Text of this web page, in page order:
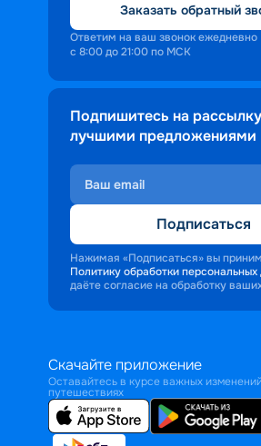
Заказать обратный
Ответим на ваш звонок ежедневно
с 8:00 до 21:00 по МСК
Подпишитесь на
лучшими предложениями
Подписаться
Нажимая «Подписаться» вы
Политику обработки персональных
даёте согласие на обработку
Скачайте приложение
Оставайтесь в курсе важных
путешествиях